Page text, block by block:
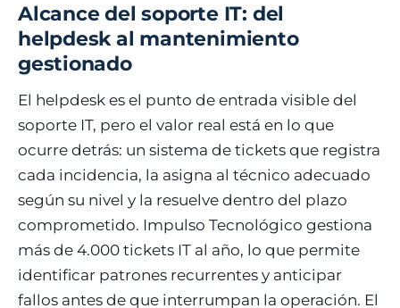
Alcance del soporte IT: del
helpdesk al mantenimiento
gestionado
El helpdesk es el punto de entrada visible del
soporte IT, pero el valor real está en lo que
ocurre detrás: un sistema de tickets que registra
cada incidencia, la asigna al técnico adecuado
según su nivel y la resuelve dentro del plazo
comprometido. Impulso Tecnológico gestiona
más de 4.000 tickets IT al año, lo que permite
identificar patrones recurrentes y anticipar
fallos antes de que interrumpan la operación. El